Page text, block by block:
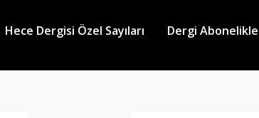
Hece Dergisi Özel Sayıları Dergi